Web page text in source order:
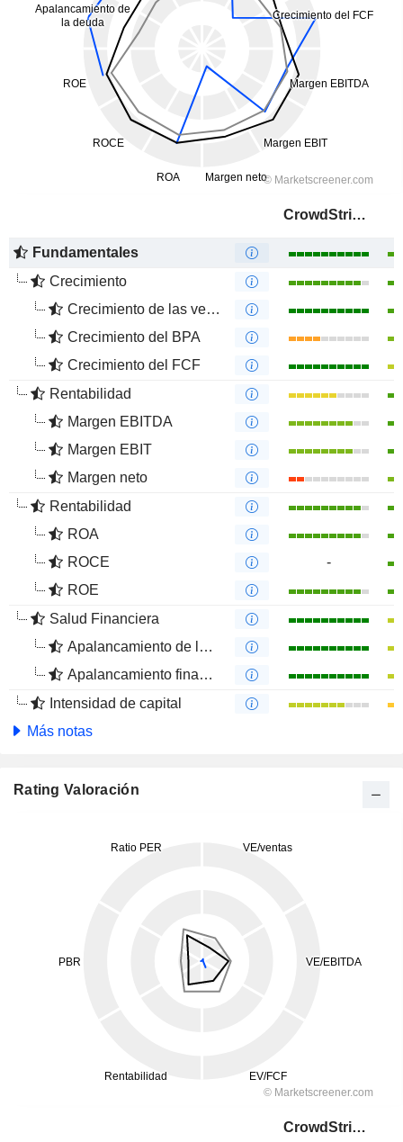
CrowdStrike Holdings, Inc.
Fundamentales
Crecimiento
Crecimiento de las ventas
Crecimiento del BPA
Crecimiento del FCF
Rentabilidad
Margen EBITDA
Margen EBIT
Margen neto
Rentabilidad
ROA
ROCE
-
ROE
Salud Financiera
Apalancamiento de la deuda
Apalancamiento financiero
Intensidad de capital
Más notas
Rating Valoración
CrowdStrike Holdings, Inc.